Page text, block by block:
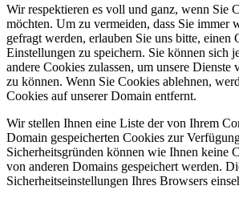
Wir respektieren es voll und ganz, wenn Sie
möchten. Um zu vermeiden, dass Sie immer
gefragt werden, erlauben Sie uns bitte, einen
Einstellungen zu speichern. Sie können sich
andere Cookies zulassen, um unsere
zu können. Wenn Sie Cookies ablehnen,
Cookies auf unserer Domain entfernt.
Wir stellen Ihnen eine Liste der von Ihrem
Domain gespeicherten Cookies zur
Sicherheitsgründen können wie Ihnen keine
von anderen Domains gespeichert werden.
Sicherheitseinstellungen Ihres Browsers